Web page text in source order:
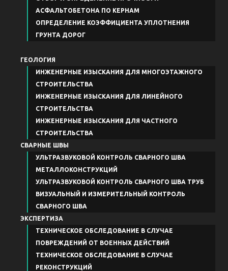
АСФАЛЬТОБЕТОНА ПО КЕРНАМ
ОПРЕДЕЛЕНИЕ КОЭФФИЦИЕНТА УПЛОТНЕНИЯ
ГРУНТА ДОРОГ
ГЕОЛОГИЯ
ИНЖЕНЕРНЫЕ ИЗЫСКАНИЯ ДЛЯ МНОГОЭТАЖНОГО
СТРОИТЕЛЬСТВА
ИНЖЕНЕРНЫЕ ИЗЫСКАНИЯ ДЛЯ ЛИНЕЙНОГО
СТРОИТЕЛЬСТВА
ИНЖЕНЕРНЫЕ ИЗЫСКАНИЯ ДЛЯ ЧАСТНОГО
СТРОИТЕЛЬСТВА
СВАРНЫЕ ШВЫ
УЛЬТРАЗВУКОВОЙ КОНТРОЛЬ СВАРНОГО ШВА
МЕТАЛЛОКОНСТРУКЦИЙ
УЛЬТРАЗВУКОВОЙ КОНТРОЛЬ СВАРНОГО ШВА ТРУБ
ВИЗУАЛЬНЫЙ И ИЗМЕРИТЕЛЬНЫЙ КОНТРОЛЬ
СВАРНОГО ШВА
ЭКСПЕРТИЗА
ТЕХНИЧЕСКОЕ ОБСЛЕДОВАНИЕ В СЛУЧАЕ
ПОВРЕЖДЕНИЙ ОТ ВОЕННЫХ ДЕЙСТВИЙ
ТЕХНИЧЕСКОЕ ОБСЛЕДОВАНИЕ В СЛУЧАЕ
РЕКОНСТРУКЦИЙ